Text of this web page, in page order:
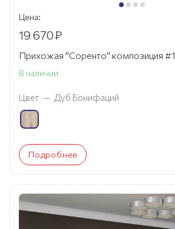
Цена:
19 670₽
Прихожая "Соренто" композиция #1
В наличии
Цвет — Дуб Бонифаций
Подробнее